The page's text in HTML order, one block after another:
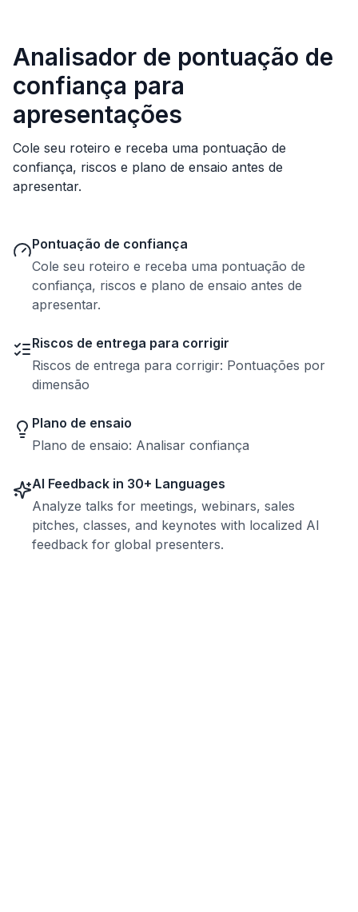
Analisador de pontuação de
confiança para
apresentações
Cole seu roteiro e receba uma pontuação de
confiança, riscos e plano de ensaio antes de
apresentar.
Pontuação de confiança
Cole seu roteiro e receba uma pontuação de
confiança, riscos e plano de ensaio antes de
apresentar.
Riscos de entrega para corrigir
Riscos de entrega para corrigir: Pontuações por
dimensão
Plano de ensaio
Plano de ensaio: Analisar confiança
AI Feedback in 30+ Languages
Analyze talks for meetings, webinars, sales
pitches, classes, and keynotes with localized AI
feedback for global presenters.